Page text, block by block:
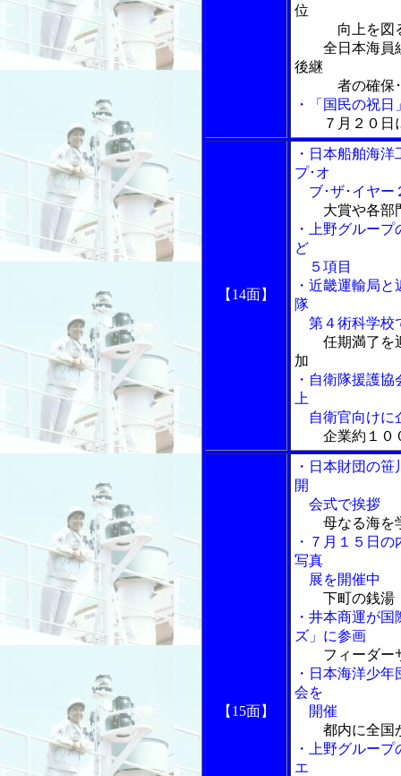
位
向上を図
全日本海員組
後継
者の確保･
・「国民の祝
７月２０日に
【14面】
・日本船舶海
プ･オ
ブ･ザ･イヤー
大賞や各部
・上野グルー
ど
５項目
・近畿運輸局
隊
第４術科学校
任期満了を
加
・自衛隊援護
上
自衛官向けに
企業約１０
【15面】
・日本財団の
開
会式で挨拶
母なる海を
・７月１５日
写真
展を開催中
下町の銭湯
・井本商運が
ズ」に参画
フィーダー
・日本海洋少
会を
開催
都内に全国
・上野グルー
エ